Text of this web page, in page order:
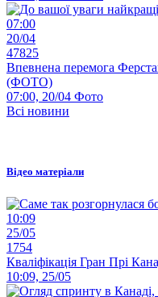
07:00
20/04
47825
Впевнена перемога
(ФОТО)
07:00, 20/04 Фото
Всі новини
Відео матеріали
10:09
25/05
1754
Кваліфікація Гран Прі
10:09, 25/05